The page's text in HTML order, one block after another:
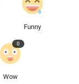
Funny
Wow
0